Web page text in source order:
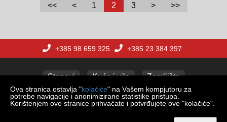
<< < 1 2 3 > >>
+385 98 659 325 +385 23 384 397
Stanovi Kuće i vile Zemljišta
Ova stranica ostavlja "kolačiće" na Vašem kompjutoru za
potrebe navigacije i anonimizirane statistike pristupa.
Korištenjem ove stranice prihvaćate i potvrđujete ove "kolačiće".